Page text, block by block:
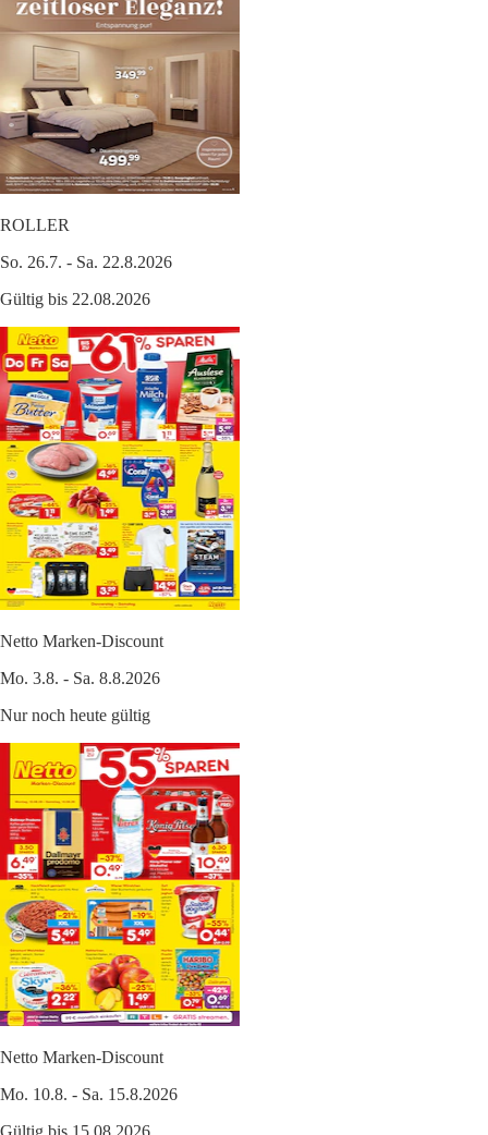
ROLLER
So. 26.7. - Sa. 22.8.2026
Gültig bis 22.08.2026
Netto Marken-Discount
Mo. 3.8. - Sa. 8.8.2026
Nur noch heute gültig
Netto Marken-Discount
Mo. 10.8. - Sa. 15.8.2026
Gültig bis 15.08.2026